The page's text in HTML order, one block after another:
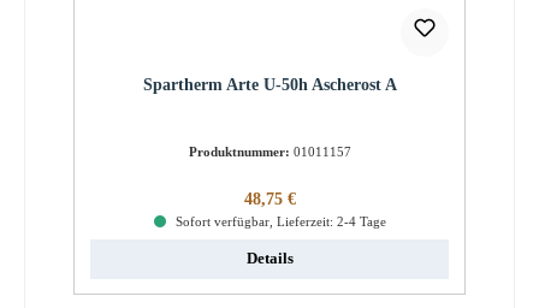
Spartherm Arte U-50h Ascherost A
Produktnummer: 01011157
Regulärer Preis:
48,75 €
Sofort verfügbar, Lieferzeit: 2-4 Tage
Details